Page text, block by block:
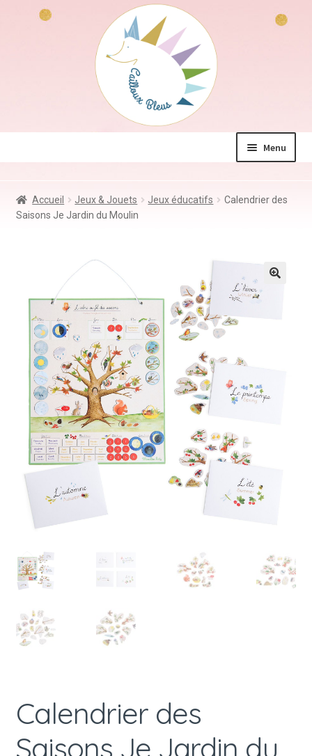
Menu
Jeux & Jouets
Coin des mamans
Kdo à – de 10€
Accueil Jeux & Jouets Jeux éducatifs
Calendrier des
Saisons Je Jardin du Moulin
Calendrier des
Saisons Je Jardin du